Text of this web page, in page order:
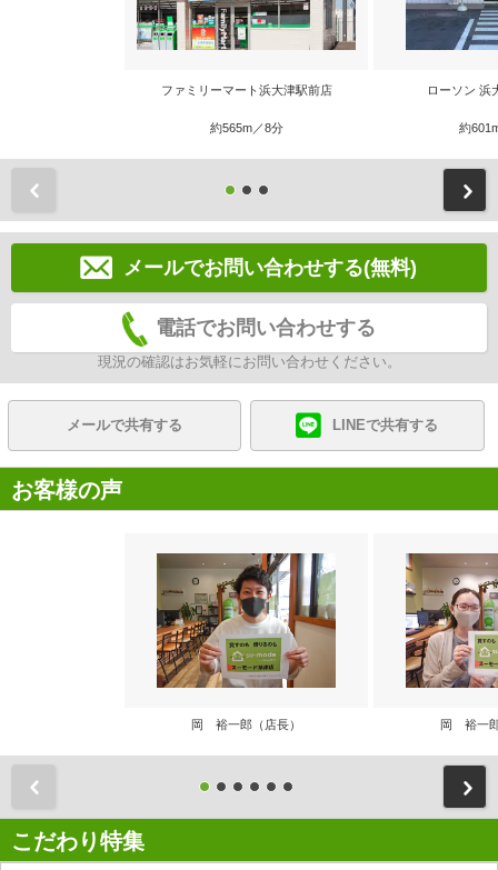
ファミリーマート浜大津駅前店
約565m／8分
ローソン 浜
約
メールでお問い合わせする(無料)
電話でお問い合わせする
現況の確認はお気軽にお問い合わせください。
メールで共有する LINEで共有する
お客様の声
岡 裕一郎（店長） 岡 裕一
こだわり特集